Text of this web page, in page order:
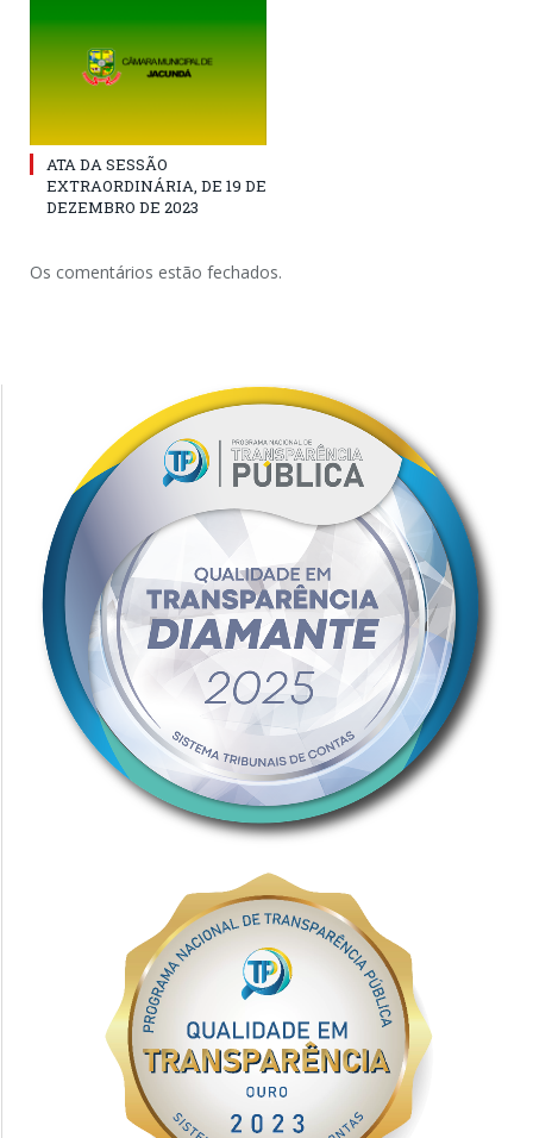
ATA DA SESSÃO
EXTRAORDINÁRIA, DE 19 DE
DEZEMBRO DE 2023
Os comentários estão fechados.